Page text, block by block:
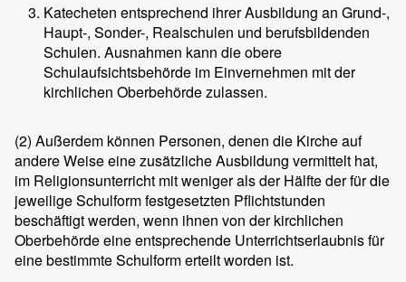
Katecheten entsprechend ihrer Ausbildung an Grund-,
Haupt-, Sonder-, Realschulen und berufsbildenden
Schulen. Ausnahmen kann die obere
Schulaufsichtsbehörde im Einvernehmen mit der
kirchlichen Oberbehörde zulassen.
(2) Außerdem können Personen, denen die Kirche auf
andere Weise eine zusätzliche Ausbildung vermittelt hat,
im Religionsunterricht mit weniger als der Hälfte der für die
jeweilige Schulform festgesetzten Pflichtstunden
beschäftigt werden, wenn ihnen von der kirchlichen
Oberbehörde eine entsprechende Unterrichtserlaubnis für
eine bestimmte Schulform erteilt worden ist.